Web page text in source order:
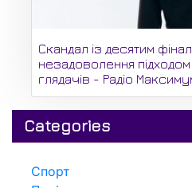
Скандал із десятим
незадоволення
глядачів - Радіо
Categories
Спорт